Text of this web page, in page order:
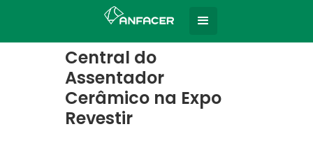
Todas as notícias
Central do
Assentador
Cerâmico na Expo
Revestir